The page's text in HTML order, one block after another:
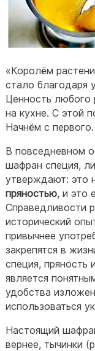
«Королём
стало благодаря
Ценность любого
на кухне. С этой
Начнём с первого.
В повседневном
шафран специя,
утверждают: это
пряностью, и это
Справедливости
исторический
привычнее
закрепятся в
специя, пряность
является
удобства
использоваться
Настоящий
вернее, тычинки